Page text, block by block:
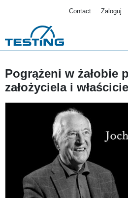
Contact Zaloguj
Pogrążeni w żałobie
założyciela i